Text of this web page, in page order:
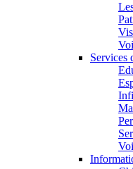
Services